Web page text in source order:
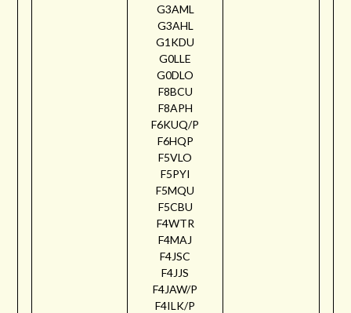
G3AML
G3AHL
G1KDU
G0LLE
G0DLO
F8BCU
F8APH
F6KUQ/P
F6HQP
F5VLO
F5PYI
F5MQU
F5CBU
F4WTR
F4MAJ
F4JSC
F4JJS
F4JAW/P
F4ILK/P